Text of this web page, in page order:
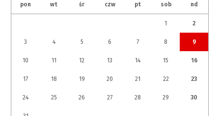
pon wt śr czw pt sob nd
1 2
3 4 5 6 7 8 9
10 11 12 13 14 15 16
17 18 19 20 21 22 23
24 25 26 27 28 29 30